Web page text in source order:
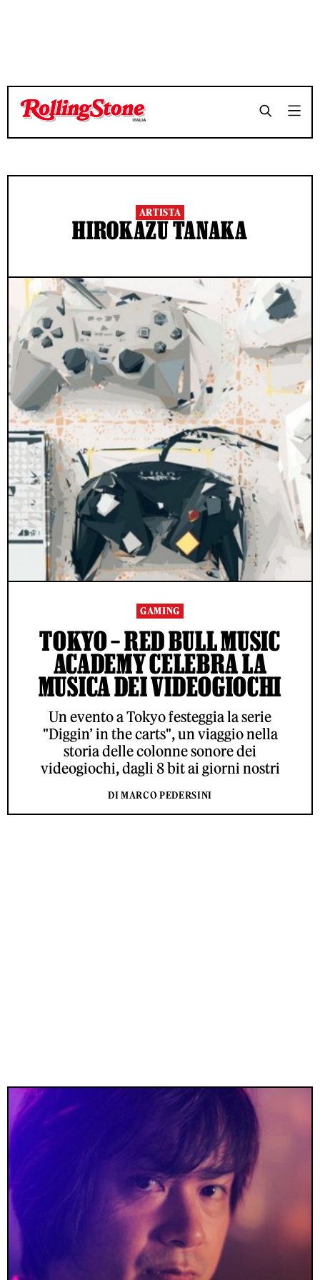
ARTISTA
HIROKAZU TANAKA
GAMING
TOKYO – RED BULL MUSIC
ACADEMY CELEBRA LA
MUSICA DEI VIDEOGIOCHI
Un evento a Tokyo festeggia la serie
"Diggin’ in the carts", un viaggio nella
storia delle colonne sonore dei
videogiochi, dagli 8 bit ai giorni nostri
DI MARCO PEDERSINI